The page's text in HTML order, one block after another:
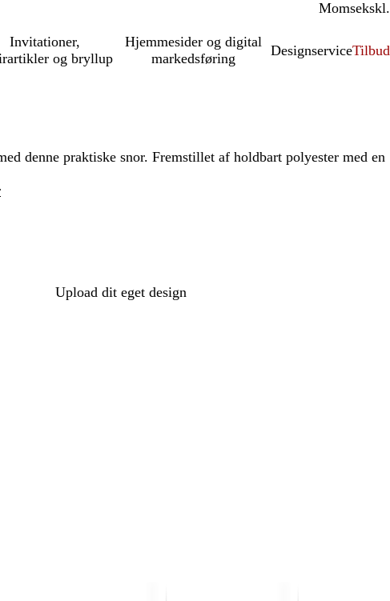
Momsinkl.
ekskl.
Invitationer,
og bryllup
Hjemmesider og digital
markedsføring
DesignserviceTilbud
denne praktiske snor. Fremstillet af holdbart polyester med en
Upload dit eget design